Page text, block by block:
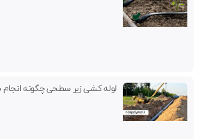
لوله کشی زیر سطحی چگونه